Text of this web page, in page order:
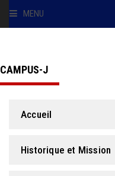
MENU
INSTITUTIONS
ADMISSION
CAMPUS-J
Accueil
Historique et Mission